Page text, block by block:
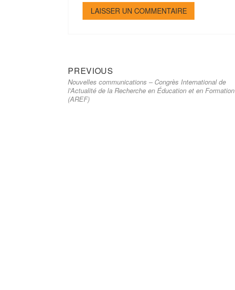
Navigation
de
l’article
PREVIOUS
post:
Nouvelles communications – Congrès International de
l’Actualité de la Recherche en Éducation et en Formation
(AREF)